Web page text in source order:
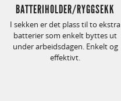
BATTERIHOLDER/RYGGSEKK
I sekken er det plass til to ekstra
batterier som enkelt byttes ut
under arbeidsdagen. Enkelt og
effektivt.